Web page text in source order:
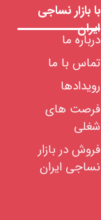
با بازار نساجی
ایران
درباره ما
تماس با ما
رویدادها
فرصت های
شغلی
فروش در بازار
نساجی ایران